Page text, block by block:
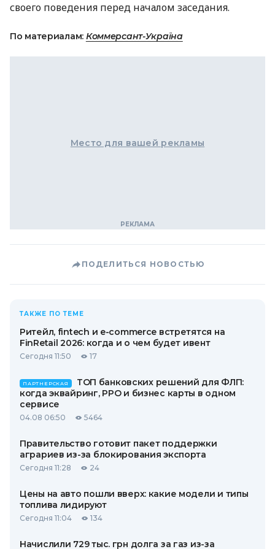
своего поведения перед началом заседания.
По материалам: Коммерсант-Україна
Место для вашей рекламы
ПОДЕЛИТЬСЯ НОВОСТЬЮ
ТАКЖЕ ПО ТЕМЕ
Ритейл, fintech и e-commerce встретятся на
FinRetail 2026: когда и о чем будет ивент
Сегодня 11:50 17
ПАРТНЕРСКАЯ
ТОП банковских решений для ФЛП:
когда эквайринг, РРО и бизнес карты в одном
сервисе
04.08 06:50 5464
Правительство готовит пакет поддержки
аграриев из-за блокирования экспорта
Сегодня 11:28 24
Цены на авто пошли вверх: какие модели и типы
топлива лидируют
Сегодня 11:04 134
Начислили 729 тыс. грн долга за газ из-за